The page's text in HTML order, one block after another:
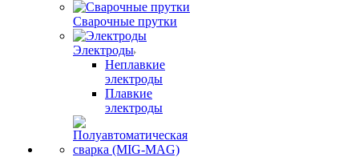
Сварочные прутки
Электроды
Неплавкие
электроды
Плавкие
электроды